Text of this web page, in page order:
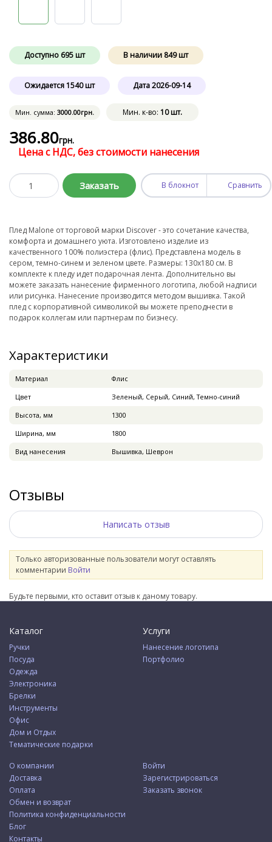
Доступно 695 шт В наличии 849шт
Ожидается1540шт Дата2026-09-14
Мин. сумма: 3000.00грн. Мин. к-во: 10 шт.
386.80грн.
Цена с НДС, без стоимости нанесения
Заказать В блокнот Сравнить
Плед Malone от торговой марки Discover - это сочетание качества,
комфорта и домашнего уюта. Изготовлено изделие из
качественного 100% полиэстера (флис). Представлена модель в
сером, темно-синем и зеленом цвете. Размеры: 130х180 см. В
комплекте к пледу идет подарочная лента. Дополнительно вы
можете заказать нанесение фирменного логотипа, любой надписи
или рисунка. Нанесение производится методом вышивка. Такой
плед с корпоративной символикой вы можете преподнести в
подарок коллегам или партнерам по бизнесу.
Характеристики
Материал
Флис
Цвет
Зеленый, Серый, Синий, Темно-синий
Высота, мм
1300
Ширина, мм
1800
Вид нанесения
Вышивка, Шеврон
Отзывы
Написать отзыв
Только авторизованные пользователи могут оставлять
комментарии Войти
Будьте первыми, кто оставит отзыв к даному товару.
Каталог
Ручки
Посуда
Одежда
Электроника
Брелки
Инструменты
Офис
Дом и Отдых
Тематические подарки
Услуги
Нанесение логотипа
Портфолио
О компании
Доставка
Оплата
Обмен и возврат
Политика конфиденциальности
Блог
Контакты
Войти
Зарегистрироваться
Заказать звонок